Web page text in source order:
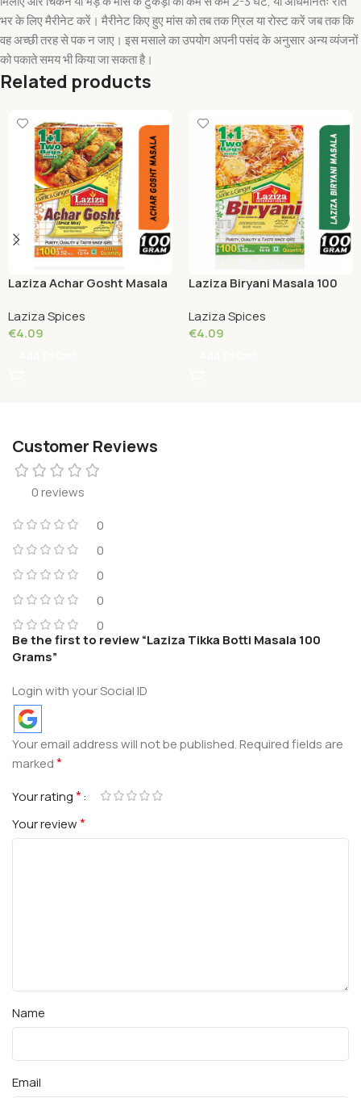
भर के लिए मैरीनेट करें। मैरीनेट किए हुए मांस को तब तक ग्रिल या रोस्ट करें जब तक कि
वह अच्छी तरह से पक न जाए। इस मसाले का उपयोग अपनी पसंद के अनुसार अन्य व्यंजनों
को पकाते समय भी किया जा सकता है।
Related products
Laziza Achar Gosht Masala
Laziza Spices
€4.09
Laziza Biryani Masala 100
Laziza Spices
€4.09
Customer Reviews
0 reviews
0
0
0
0
0
Be the first to review “Laziza Tikka Botti Masala 100
Grams”
Login with your Social ID
Your email address will not be published.Required fields are
marked*
Your rating*
Your review*
Name
Email